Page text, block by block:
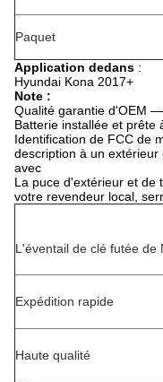
Paquet
Application dedans :
Hyundai Kona 2017+
Note :
Qualité garantie d'OEM
Batterie installée et prête
Identification de FCC de
description à un
avec
La puce d'extérieur et de
votre revendeur local,
L'éventail de clé futée de
Expédition rapide
Haute qualité